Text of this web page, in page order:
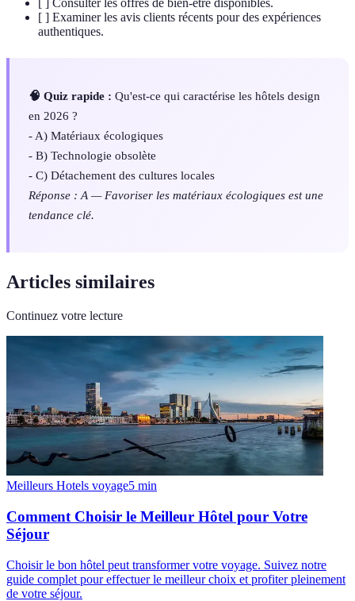
[ ] Consulter les offres de bien-être disponibles.
[ ] Examiner les avis clients récents pour des expériences
authentiques.
🧠 Quiz rapide : Qu'est-ce qui caractérise les hôtels design
en 2026 ?
- A) Matériaux écologiques
- B) Technologie obsolète
- C) Détachement des cultures locales
Réponse : A — Favoriser les matériaux écologiques est une
tendance clé.
Articles similaires
Continuez votre lecture
Meilleurs Hotels voyage5 min
Comment Choisir le Meilleur Hôtel pour Votre
Séjour
Choisir le bon hôtel peut transformer votre voyage. Suivez notre
guide complet pour effectuer le meilleur choix et profiter pleinement
de votre séjour.